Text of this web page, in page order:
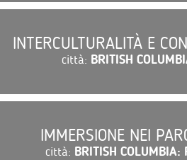
INTERCULTURALITÀ E
città: BRITISH
IMMERSIONE NEI
città: BRITISH